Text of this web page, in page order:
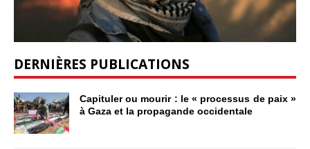
DERNIÈRES PUBLICATIONS
Capituler ou mourir : le « processus de paix »
à Gaza et la propagande occidentale